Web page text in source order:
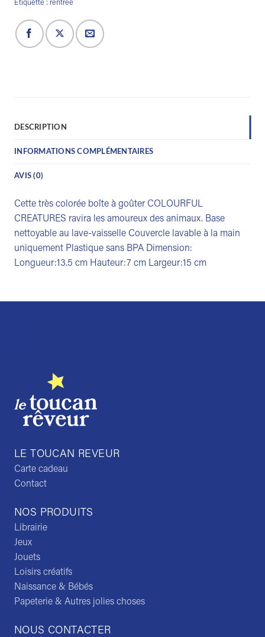
Étiquette : rentree
DESCRIPTION
INFORMATIONS COMPLÉMENTAIRES
AVIS (0)
Cette très colorée boîte à goûter COLOURFUL
CREATURES ravira les amoureux des animaux. Base
nettoyable au lave-vaisselle Couvercle lavable à la main
uniquement Plastique sans BPA Dimension:
Longueur:13.5 cm Hauteur:7 cm Largeur:15 cm
NOS PRODUITS
Librairie
Jeux
Jouets
Loisirs créatifs
Naissance & Bébés
Papeterie & Autres jolies choses
NOUS CONTACTER
LE TOUCAN REVEUR
Carte cadeau
Contact